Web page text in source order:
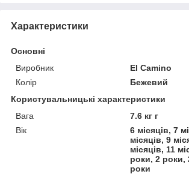
Характеристики
Основні
Виробник
El Camino
Колір
Бежевий
Користувальницькі характеристики
Вага
7.6 кг г
Вік
6 місяців, 7
місяців, 9
місяців, 11
роки, 2 роки,
роки